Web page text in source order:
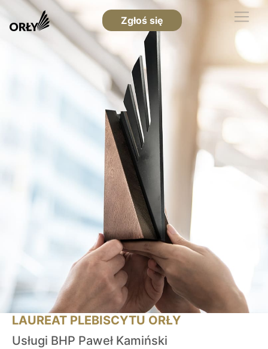
Zgłoś się
LAUREAT PLEBISCYTU ORŁY
Usługi BHP Paweł Kamiński